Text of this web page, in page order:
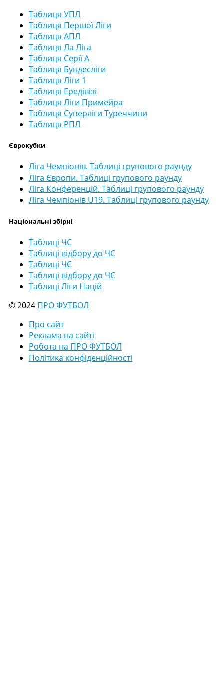
Таблиця УПЛ
Таблиця Першої Ліги
Таблиця АПЛ
Таблиця Ла Ліга
Таблиця Серії А
Таблиця Бундесліги
Таблиця Ліги 1
Таблиця Ередівізі
Таблиця Ліги Примейра
Таблиця Суперліги Туреччини
Таблиця РПЛ
Єврокубки
Ліга Чемпіонів. Таблиці групового раунду
Ліга Європи. Таблиці групового раунду
Ліга Конференцій. Таблиці групового раунду
Ліга Чемпіонів U19. Таблиці групового раунду
Національні збірні
Таблиці ЧС
Таблиці відбору до ЧС
Таблиці ЧЄ
Таблиці відбору до ЧЄ
Таблиці Ліги Націй
© 2024 ПРО ФУТБОЛ
Про сайт
Реклама на сайті
Робота на ПРО ФУТБОЛ
Політика конфіденційності